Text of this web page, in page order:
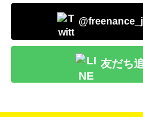
友だち